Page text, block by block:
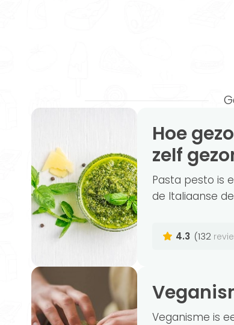
Hoe gezond is pesto? (+ recept om het
zelf
Pasta pesto is
de Italiaanse
4.3 (132
Veganisme is